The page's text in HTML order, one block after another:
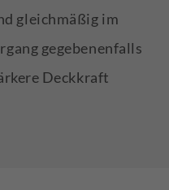
gleichmäßig im
gegebenenfalls
Deckkraft